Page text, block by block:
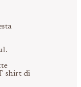
shirt di